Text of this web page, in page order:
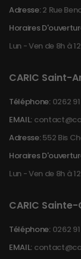
Adresse:2 Rue
Horaires
Lun - Ven de 8h à
CARIC Saint-
Téléphone: 0262
EMAIL:
Adresse:552 Bis
Horaires
Lun - Ven de 8h à
CARIC
Téléphone: 0262
EMAIL: